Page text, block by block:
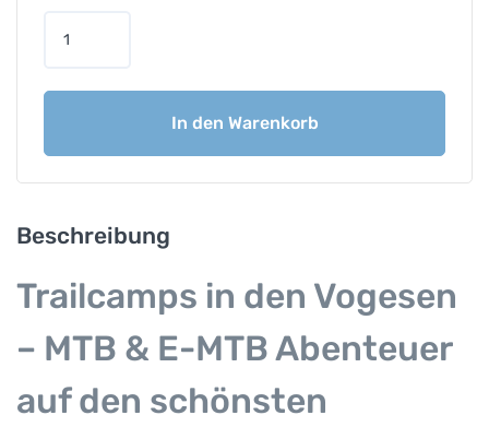
i
c
a
p
g
e
s
n
In den Warenkorb
Beschreibung
Trailcamps in den Vogesen
– MTB & E-MTB Abenteuer
auf den schönsten